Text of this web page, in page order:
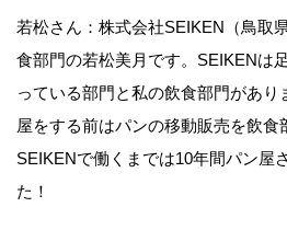
若松さん：株式会社SEIKEN（鳥取
食部門の若松美月です。SEIKENは
っている部門と私の飲食部門があり
屋をする前はパンの移動販売を飲食
SEIKENで働くまでは10年間パン屋
た！